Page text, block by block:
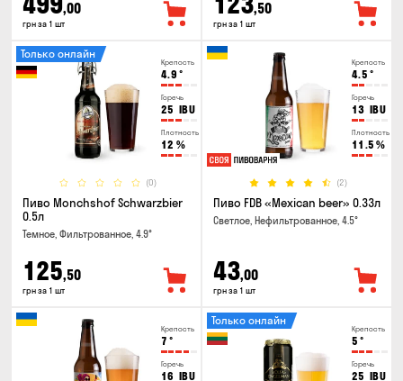
,00
грн за 1 шт
,50
грн за 1 шт
Крепость
4.9 °
Горечь
25 IBU
Плотность
12 %
(0)
Только онлайн
Пиво Monchshof Schwarzbier
0.5л
Темное, Фильтрованное, 4.9°
125,50
грн за 1 шт
Крепость
4.5 °
Горечь
13 IBU
Плотность
11.5 %
(2)
Пиво FDB «Mexican beer» 0.33л
Светлое, Нефильтрованное, 4.5°
43,00
грн за 1 шт
Крепость
7 °
Горечь
16 IBU
Крепость
5 °
Горечь
25 IBU
Только онлайн